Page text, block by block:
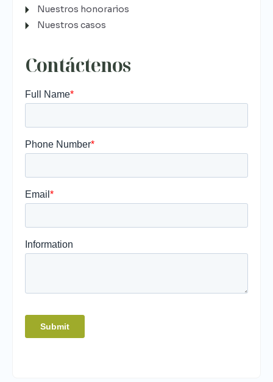
Nuestros honorarios
Nuestros casos
Contáctenos